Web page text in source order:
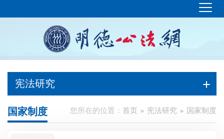
宪法研究
您所在的位置： 首页 宪法研究 国家制度
国家制度